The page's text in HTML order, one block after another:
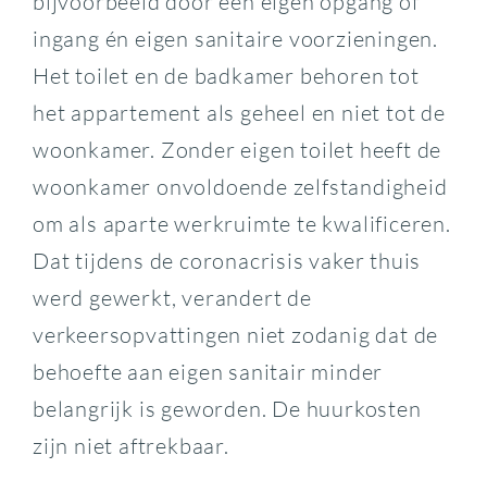
ingang én eigen sanitaire voorzieningen.
Het toilet en de badkamer behoren tot
het appartement als geheel en niet tot de
woonkamer. Zonder eigen toilet heeft de
woonkamer onvoldoende zelfstandigheid
om als aparte werkruimte te kwalificeren.
Dat tijdens de coronacrisis vaker thuis
werd gewerkt, verandert de
verkeersopvattingen niet zodanig dat de
behoefte aan eigen sanitair minder
belangrijk is geworden. De huurkosten
zijn niet aftrekbaar.